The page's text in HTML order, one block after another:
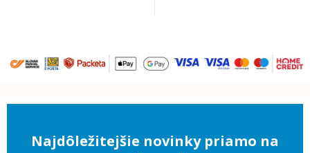
Najdôležitejšie novinky priamo na